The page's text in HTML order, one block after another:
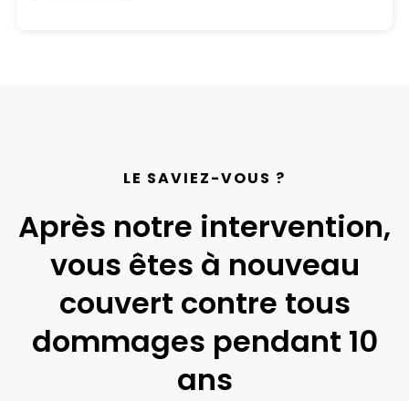
LE SAVIEZ-VOUS ?
Après notre intervention,
vous êtes à nouveau
couvert contre tous
dommages pendant 10
ans